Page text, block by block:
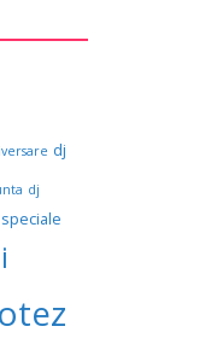
dj
dj